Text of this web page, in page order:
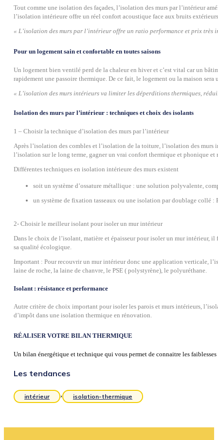
Tout comme une isolation des façades, l’isolation des murs par l’intérieur
l’isolation intérieure offre un réel confort acoustique face aux bruits
« L’isolation des murs par l’intérieur offre un ratio performance et prix très
Pour un logement sain et confortable en toutes saisons
Un logement bien ventilé perd de la chaleur en hiver et c’est vital car un
rapidement une passoire thermique. De ce fait, le logement ou la maison
« L’isolation des murs intérieurs va limiter les déperditions thermiques,
Isolation des murs par l’intérieur : techniques et choix des isolants
1 – Choisir la technique d’isolation des murs par l’intérieur
Après l’isolation des combles et l’isolation de la toiture, l’isolation des
l’isolation sur le long terme, gagner un vrai confort thermique et phonique et
Différentes techniques en isolation intérieure des murs existent
soit un système d’ossature métallique : une solution polyvalente,
un système de fixation tasseaux ou une isolation par doublage collé :
2- Choisir le meilleur isolant pour isoler un mur intérieur
Dans le choix de l’isolant, matière et épaisseur pour isoler un mur intérieur,
sa qualité écologique.
Important : Pour recouvrir un mur intérieur donc une application verticale,
laine de roche, la laine de chanvre, le PSE ( polystyrène), le polyuréthane.
Isolant : résistance et performance
Autre critère de choix important pour isoler les parois et murs intérieurs,
d’impôt dans une isolation thermique en rénovation.
RÉALISER VOTRE BILAN THERMIQUE
Un bilan énergétique et technique qui vous permet de connaitre les
Les tendances
intérieur , isolation-thermique